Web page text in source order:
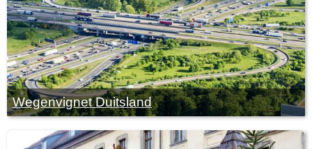
Wegenvignet Duitsland